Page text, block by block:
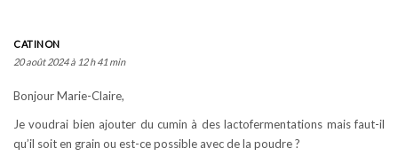
CATINON
20 août 2024 à 12 h 41 min
Bonjour Marie-Claire,
Je voudrai bien ajouter du cumin à des lactofermentations mais faut-il
qu’il soit en grain ou est-ce possible avec de la poudre ?